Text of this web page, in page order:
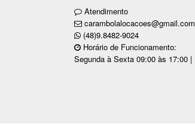
Atendimento
carambolalocacoes@gmail.com
(48)9.8482-9024
Horário de Funcionamento:
Segunda à Sexta 09:00 às 17:00 |